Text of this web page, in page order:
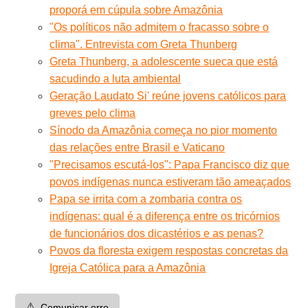
proporá em cúpula sobre Amazônia
"Os políticos não admitem o fracasso sobre o
clima". Entrevista com Greta Thunberg
Greta Thunberg, a adolescente sueca que está
sacudindo a luta ambiental
Geração Laudato Si' reúne jovens católicos para
greves pelo clima
Sínodo da Amazônia começa no pior momento
das relações entre Brasil e Vaticano
"Precisamos escutá-los": Papa Francisco diz que
povos indígenas nunca estiveram tão ameaçados
Papa se irrita com a zombaria contra os
indígenas: qual é a diferença entre os tricórnios
de funcionários dos dicastérios e as penas?
Povos da floresta exigem respostas concretas da
Igreja Católica para a Amazônia
⚠️